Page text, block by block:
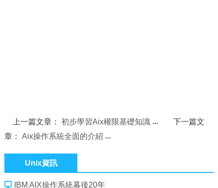
上一篇文章：初步學習Aix權限基礎知識
下一篇文
章： Aix操作系統全面的介紹
Unix資訊
IBM AIX操作系統幕後20年